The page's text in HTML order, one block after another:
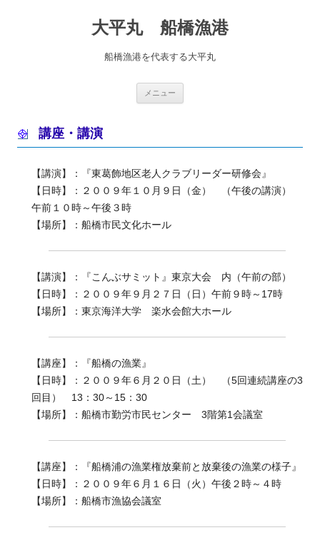
大平丸 船橋漁港
船橋漁港を代表する大平丸
メニュー
講座・講演
【講演】：『東葛飾地区老人クラブリーダー研修会』
【日時】：２００９年１０月９日（金） （午後の講演）
午前１０時～午後３時
【場所】：船橋市民文化ホール
【講演】：『こんぶサミット』東京大会 内（午前の部）
【日時】：２００９年９月２７日（日）午前９時～17時
【場所】：東京海洋大学 楽水会館大ホール
【講座】：『船橋の漁業』
【日時】：２００９年６月２０日（土） （5回連続講座の3
回目） 13：30～15：30
【場所】：船橋市勤労市民センター 3階第1会議室
【講座】：『船橋浦の漁業権放棄前と放棄後の漁業の様子』
【日時】：２００９年６月１６日（火）午後２時～４時
【場所】：船橋市漁協会議室